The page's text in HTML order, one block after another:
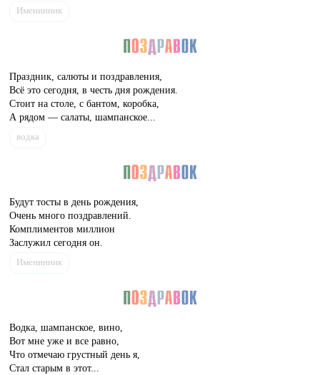
Именинник
Праздник, салюты и поздравления,
Всё это сегодня, в честь дня рождения.
Стоит на столе, с бантом, коробка,
А рядом — салаты, шампанское...
водка
Будут тосты в день рождения,
Очень много поздравлений.
Комплиментов миллион
Заслужил сегодня он.
Именинник
Водка, шампанское, вино,
Вот мне уже и все равно,
Что отмечаю грустный день я,
Стал старым в этот...